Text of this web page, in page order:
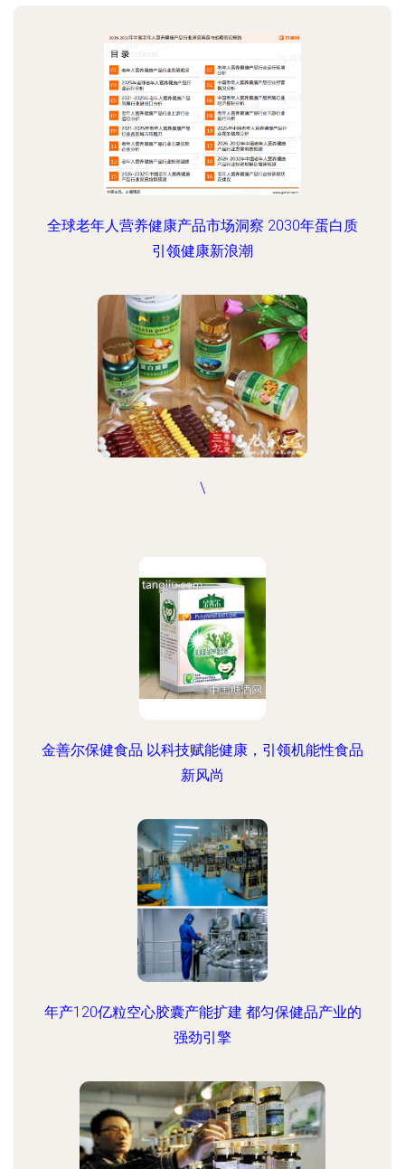
全球老年人营养健康产品市场洞察 2030年蛋白质
引领健康新浪潮
\
金善尔保健食品 以科技赋能健康，引领机能性食品
新风尚
年产120亿粒空心胶囊产能扩建 都匀保健品产业的
强劲引擎